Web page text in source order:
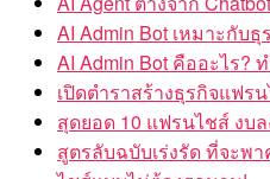
AI Admin Bot เหมาะกับ
AI Admin Bot คืออะไร?
เปิดตำราสร้างธุรกิจแฟ
สุดยอด 10 แฟรนไชส์ งบ
สูตรลับฉบับเร่งรัด ที่จะพ